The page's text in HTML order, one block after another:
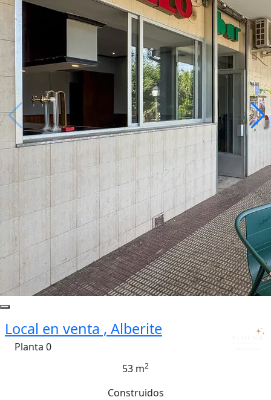
Local en venta , Alberite
Planta 0
53 m2
Construidos